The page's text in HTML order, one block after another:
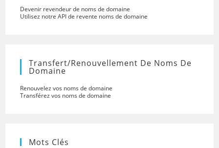
Devenir revendeur de noms de domaine
Utilisez notre API de revente noms de domaine
Transfert/renouvellement De Noms De
Domaine
Renouvelez vos noms de domaine
Transférez vos noms de domaine
Mots Clés